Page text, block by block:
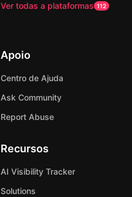
Ver todas a plataformas 112
Apoio
Centro de Ajuda
Ask Community
Report Abuse
Recursos
AI Visibility Tracker
Solutions